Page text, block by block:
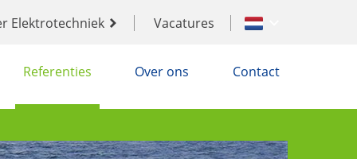
Referenties Over ons Contact
Elektrotechniek Vacatures